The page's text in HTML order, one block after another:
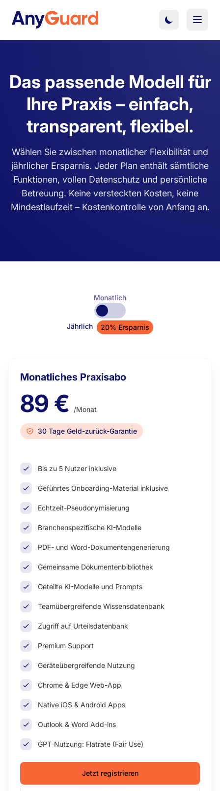
Das passende Modell für
Ihre Praxis – einfach,
transparent, flexibel.
Wählen Sie zwischen monatlicher Flexibilität und
jährlicher Ersparnis. Jeder Plan enthält sämtliche
Funktionen, vollen Datenschutz und persönliche
Betreuung. Keine versteckten Kosten, keine
Mindestlaufzeit – Kostenkontrolle von Anfang an.
Monatlich
Jährlich 20% Ersparnis
Monatliches Praxisabo
89 € /Monat
30 Tage Geld-zurück-Garantie
Bis zu 5 Nutzer inklusive
Geführtes Onboarding-Material inklusive
Echtzeit-Pseudonymisierung
Branchenspezifische KI-Modelle
PDF- und Word-Dokumentengenerierung
Gemeinsame Dokumentenbibliothek
Geteilte KI-Modelle und Prompts
Teamübergreifende Wissensdatenbank
Zugriff auf Urteilsdatenbank
Premium Support
Geräteübergreifende Nutzung
Chrome & Edge Web-App
Native iOS & Android Apps
Outlook & Word Add-ins
GPT-Nutzung: Flatrate (Fair Use)
Jetzt registrieren